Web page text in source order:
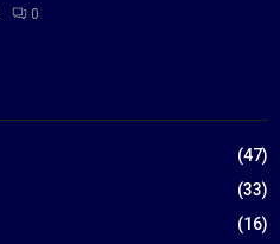
0
(47)
(33)
(16)